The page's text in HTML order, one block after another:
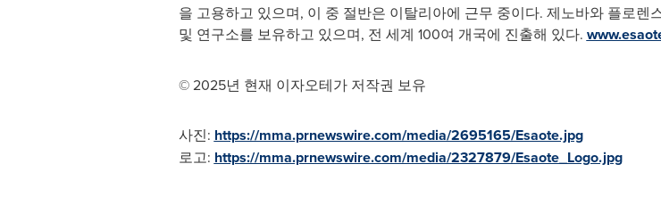
을 고용하고 있으며, 이 중 절반은 이탈리아에 근무 중이다. 제노바와 플로
및 연구소를 보유하고 있으며, 전 세계 100여 개국에 진출해 있다.
© 2025년 현재 이자오테가 저작권 보유
사진: https://mma.prnewswire.com/media/2695165/Esaote.jpg
로고: https://mma.prnewswire.com/media/2327879/Esaote_Logo.jpg